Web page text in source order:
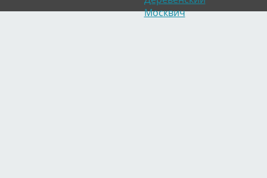
Москвич